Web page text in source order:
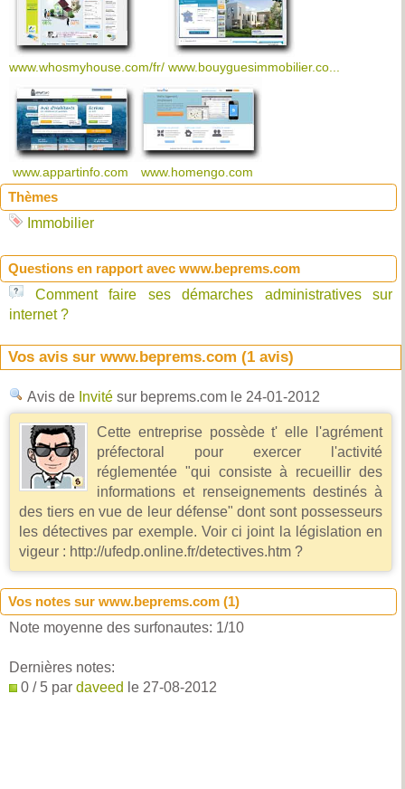
www.whosmyhouse.com/fr/ www.bouyguesimmobilier.co...
www.appartinfo.com www.homengo.com
Thèmes
Immobilier
Questions en rapport avec www.beprems.com
Comment faire ses démarches administratives sur
internet ?
Vos avis sur www.beprems.com (1 avis)
Avis de Invité sur beprems.com le 24-01-2012
Cette entreprise possède t' elle l'agrément
préfectoral pour exercer l'activité
réglementée "qui consiste à recueillir des
informations et renseignements destinés à
des tiers en vue de leur défense" dont sont possesseurs
les détectives par exemple. Voir ci joint la législation en
vigeur : http://ufedp.online.fr/detectives.htm ?
Vos notes sur www.beprems.com (1)
Note moyenne des surfonautes: 1/10
Dernières notes:
0 / 5 par daveed le 27-08-2012